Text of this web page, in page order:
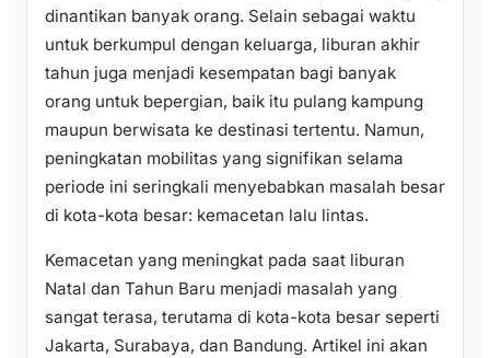
dinantikan banyak orang. Selain sebagai waktu
untuk berkumpul dengan keluarga, liburan akhir
tahun juga menjadi kesempatan bagi banyak
orang untuk bepergian, baik itu pulang kampung
maupun berwisata ke destinasi tertentu. Namun,
peningkatan mobilitas yang signifikan selama
periode ini seringkali menyebabkan masalah besar
di kota-kota besar: kemacetan lalu lintas.
Kemacetan yang meningkat pada saat liburan
Natal dan Tahun Baru menjadi masalah yang
sangat terasa, terutama di kota-kota besar seperti
Jakarta, Surabaya, dan Bandung. Artikel ini akan